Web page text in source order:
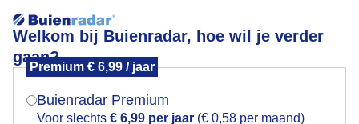
Welkom bij Buienradar, hoe wil je verder
gaan?
Premium € 6,99 / jaar
Buienradar Premium
Voor slechts € 6,99 per jaar (€ 0,58 per maand)
Grondvorst
Mogen we je locatie gebruiken voor het